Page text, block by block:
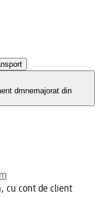
dmnemajorat din
cu cont de client